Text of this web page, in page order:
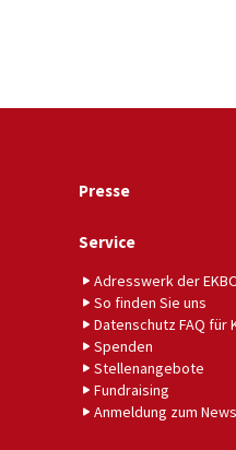
Presse
Service
Adresswerk der
So finden Sie uns
Datenschutz FAQ für
Spenden
Stellenangebote
Fundraising
Anmeldung zum